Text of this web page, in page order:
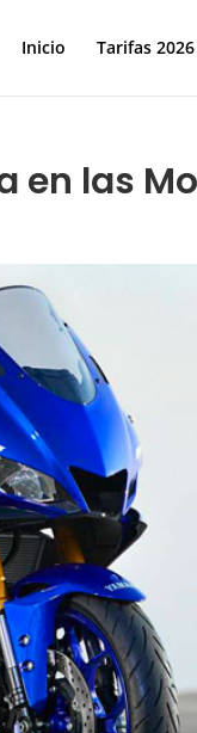
Inicio Tarifas 2026
en las